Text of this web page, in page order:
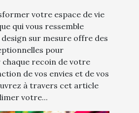
votre espace de vie
qui vous ressemble
sur mesure offre des
pour
recoin de votre
de vos envies et de vos
à travers cet article
votre...